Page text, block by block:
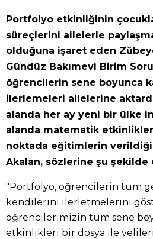
Portfolyo etkinliğinin
süreçlerini ailelerle
olduğuna işaret eden
Gündüz Bakımevi Birim
öğrencilerin sene boyunca
ilerlemeleri ailelerine
alanda her ay yeni bir ülke
alanda matematik
noktada eğitimlerin
Akalan, sözlerine şu şekilde
"Portfolyo, öğrencilerin tüm
kendilerini ilerletmelerini
öğrencilerimizin tüm sene
etkinlikleri bir dosya ile